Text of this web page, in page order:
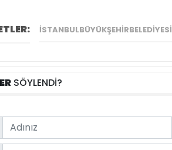
ISTANBULBÜYÜKŞEHIRBELEDIYESI
SÖYLENDİ?